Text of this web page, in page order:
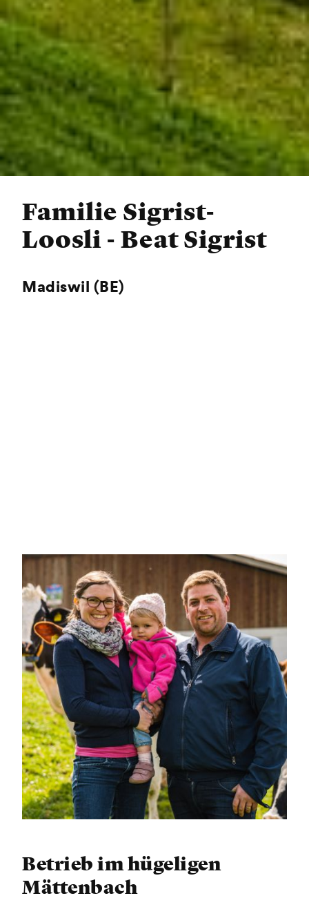
Familie Sigrist-
Loosli - Beat Sigrist
Madiswil (BE)
Betrieb im hügeligen
Mättenbach